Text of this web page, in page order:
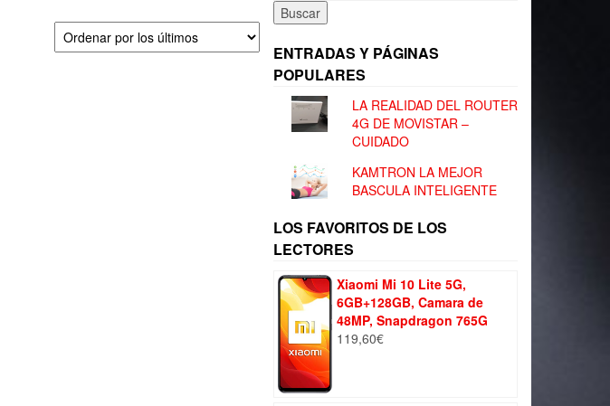
Buscar
ENTRADAS Y PÁGINAS
POPULARES
LA REALIDAD DEL ROUTER
4G DE MOVISTAR –
CUIDADO
KAMTRON LA MEJOR
BASCULA INTELIGENTE
LOS FAVORITOS DE LOS
LECTORES
Xiaomi Mi 10 Lite 5G,
6GB+128GB, Camara de
48MP, Snapdragon 765G
119,60€